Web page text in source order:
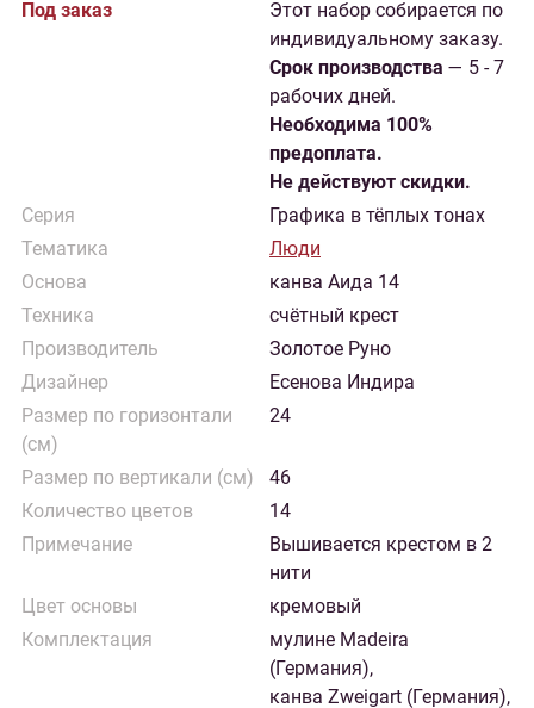
Под заказ
Этот набор собирается по
индивидуальному заказу.
Cрок производства — 5 - 7
рабочих дней.
Необходима 100%
предоплата.
Не действуют скидки.
Серия
Графика в тёплых тонах
Тематика
Люди
Основа
канва Аида 14
Техника
счётный крест
Производитель
Золотое Руно
Дизайнер
Есенова Индира
Размер по горизонтали
(см)
24
Размер по вертикали (см)
46
Количество цветов
14
Примечание
Вышивается крестом в 2
нити
Цвет основы
кремовый
Комплектация
мулине Madeira
(Германия),
канва Zweigart (Германия),